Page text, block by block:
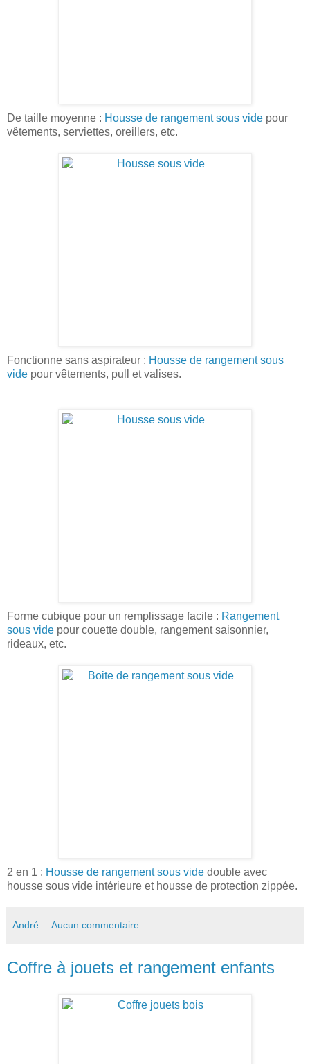
De taille moyenne : Housse de rangement sous vide pour
vêtements, serviettes, oreillers, etc.
Fonctionne sans aspirateur : Housse de rangement sous
vide pour vêtements, pull et valises.
Forme cubique pour un remplissage facile : Rangement
sous vide pour couette double, rangement saisonnier,
rideaux, etc.
2 en 1 : Housse de rangement sous vide double avec
housse sous vide intérieure et housse de protection zippée.
André Aucun commentaire:
Coffre à jouets et rangement enfants